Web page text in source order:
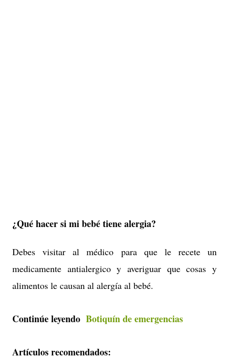
¿Qué hacer si mi bebé tiene alergia?
Debes visitar al médico para que le recete un
medicamente antialergico y averiguar que cosas y
alimentos le causan al alergía al bebé.
Continúe leyendo Botiquín de emergencias
Artículos recomendados: